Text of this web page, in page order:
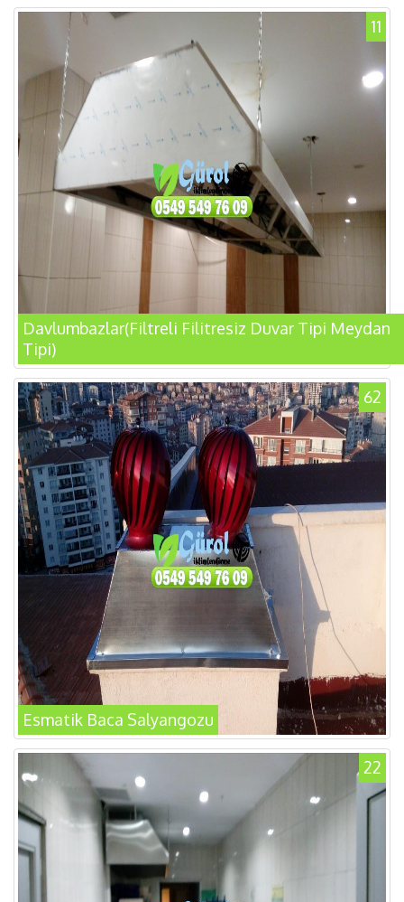
11
Davlumbazlar(Filtreli Filitresiz Duvar Tipi Meydan
Tipi)
62
Esmatik Baca Salyangozu
22